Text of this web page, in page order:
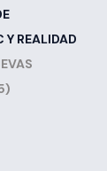
REALIDAD